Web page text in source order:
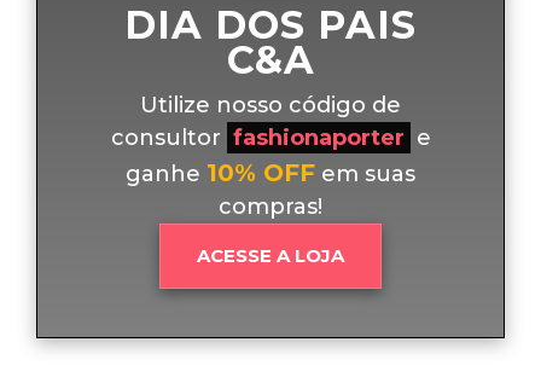
DIA DOS PAIS
C&A
Utilize nosso código de
consultor fashionaporter e
ganhe 10% OFF em suas
compras!
ACESSE A LOJA